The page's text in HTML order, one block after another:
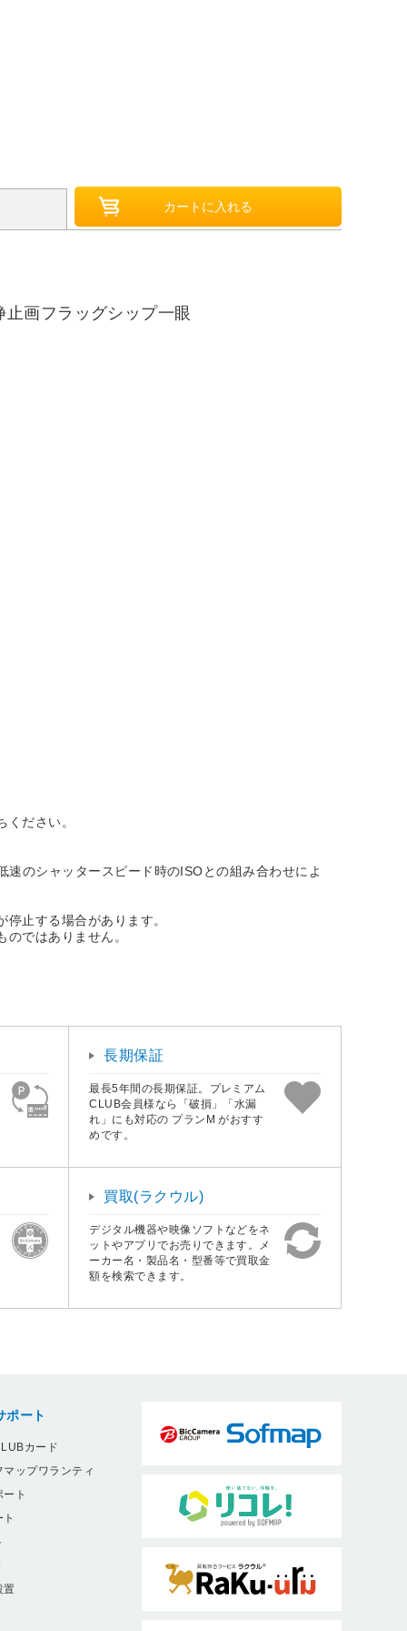
画フラッグシップ一眼
ださい。
のシャッタースピード時のISOとの組み合わせによ
止する場合があります。
ではありません。
長期保証
最長5年間の長期保証。プレミアム
CLUB会員様なら「破損」「水漏
れ」にも対応の プランM がおすす
めです。
買取(ラクウル)
デジタル機器や映像ソフトなどをネ
ットやアプリでお売りできます。メ
ーカー名・製品名・型番等で買取金
額を検索できます。
ポート
カード
ップワランティ
ト
置